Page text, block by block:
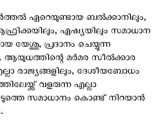
ഏറെയുണ്ടായ ബൽക്കാനിലും,
ഏഷ്യയിലും സമാധാന
യേശു, പ്രദാനം ചെയ്യുന്ന
ആയുധത്തിന്റെ മർമര സീൽക്കാര
രാജ്യങ്ങളിലും, ദേശീയബോധം
വളരുന്ന എല്ലാ
സമാധാനം കൊണ്ട് നിറയാന്‍